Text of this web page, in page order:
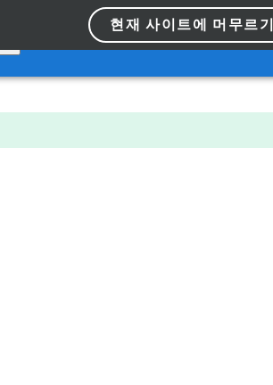
현재 사이트에 머무르기